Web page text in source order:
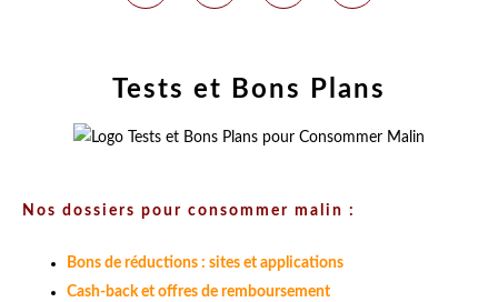
Tests et Bons Plans
Nos dossiers pour consommer malin :
Bons de réductions : sites et applications
Cash-back et offres de remboursement